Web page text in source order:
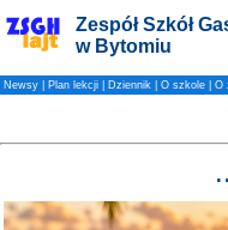
Zespół Szkół
w Bytomiu
Newsy Plan lekcji Dziennik O szkole O